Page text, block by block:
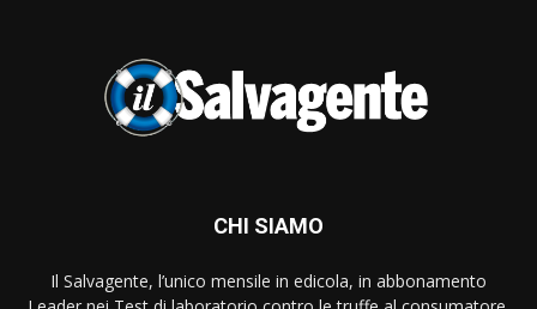
CHI SIAMO
Il Salvagente, l’unico mensile in edicola, in abbonamento